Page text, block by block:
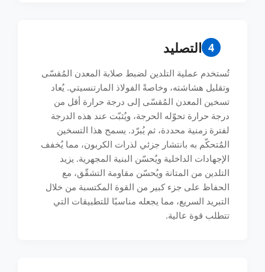
4 التصليد
تُستخدم عملية التلدين لضبط صلابة المعدن المُقسّى
وتقليل هشاشته، وخاصةً الفولاذ المارتنسيتي. يُعاد
تسخين المعدن المُقسّى إلى درجة حرارة أقل من
درجة حرارة تحوّله الحرجة، ويُثبّت عند هذه الدرجة
لفترة زمنية محددة، ثم يُبرّد. يسمح هذا التسخين
المُتحكّم به بانتشار جزئي لذرات الكربون، مما يُخفف
الإجهادات الداخلية ويُحسّن البنية المجهرية. يزيد
التلدين من المتانة ويُحسّن مقاومة التشقّق، مع
الحفاظ على جزء كبير من القوة المكتسبة من خلال
التبريد السريع، مما يجعله مناسبًا للتطبيقات التي
تتطلب قوة عالية.